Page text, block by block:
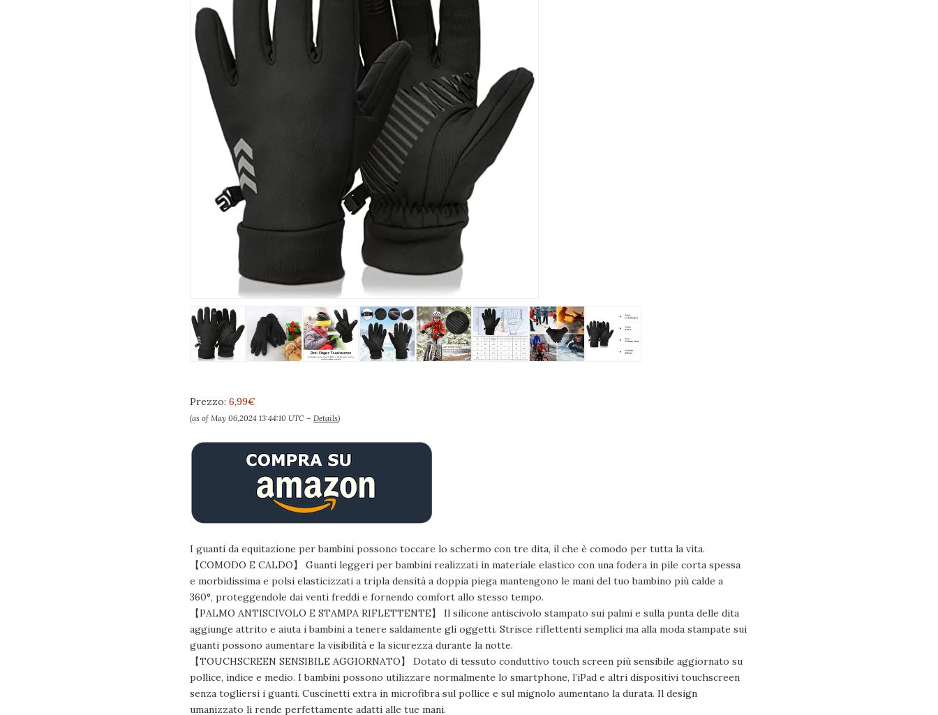
Prezzo: 6,99€
(as of May 06,2024 13:44:10 UTC – Details)
I guanti da equitazione per bambini possono toccare lo schermo con tre dita, il che è comodo per tutta la vita.
【COMODO E CALDO】 Guanti leggeri per bambini realizzati in materiale elastico con una fodera in pile corta spessa
e morbidissima e polsi elasticizzati a tripla densità a doppia piega mantengono le mani del tuo bambino più calde a
360°, proteggendole dai venti freddi e fornendo comfort allo stesso tempo.
【PALMO ANTISCIVOLO E STAMPA RIFLETTENTE】 Il silicone antiscivolo stampato sui palmi e sulla punta delle dita
aggiunge attrito e aiuta i bambini a tenere saldamente gli oggetti. Strisce riflettenti semplici ma alla moda stampate sui
guanti possono aumentare la visibilità e la sicurezza durante la notte.
【TOUCHSCREEN SENSIBILE AGGIORNATO】 Dotato di tessuto conduttivo touch screen più sensibile aggiornato su
pollice, indice e medio. I bambini possono utilizzare normalmente lo smartphone, l’iPad e altri dispositivi touchscreen
senza togliersi i guanti. Cuscinetti extra in microfibra sul pollice e sul mignolo aumentano la durata. Il design
umanizzato li rende perfettamente adatti alle tue mani.